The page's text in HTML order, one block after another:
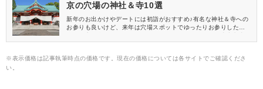
京の穴場の神社＆寺10選
新年のお出かけやデートには初詣がおすすめ♪有名な神社＆寺への
お参りも良いけど、来年は穴場スポットでゆったりお参りしたい
の初詣におすすめな穴場の神社＆寺を厳選しました。比較的空い
ので、ぜひ参考にしてみてください。
※表示価格は記事執筆時点の価格です。現在の価格については各サイトでご確認くださ
い。